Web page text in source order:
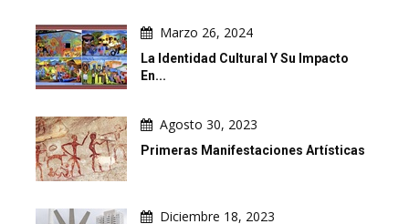
Marzo 26, 2024
La Identidad Cultural Y Su Impacto
En...
Agosto 30, 2023
Primeras Manifestaciones Artísticas
Diciembre 18, 2023